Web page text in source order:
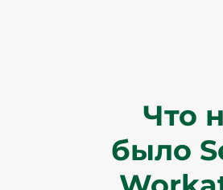
Что
было